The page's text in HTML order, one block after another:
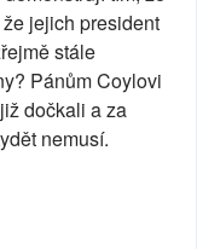
jejich president
stále
Pánům Coylovi
dočkali a za
nemusí.